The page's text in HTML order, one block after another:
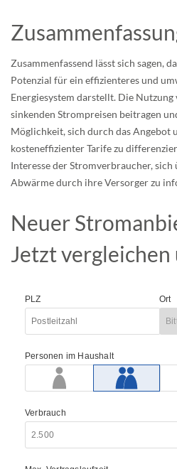
Zusammenfassend lässt sich sagen,
Potenzial für ein effizienteres und
Energiesystem darstellt. Die Nutzung
sinkenden Strompreisen beitragen
Möglichkeit, sich durch das
kosteneffizienter Tarife zu
Interesse der Stromverbraucher, sich
Abwärme durch ihre Versorger zu
Neuer
Jetzt vergleichen